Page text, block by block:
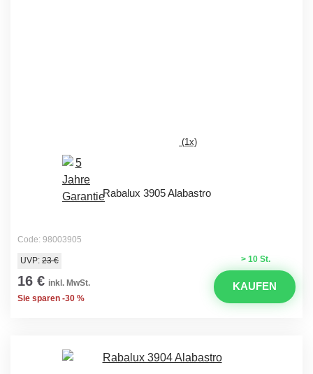
(1x)
Rabalux 3905 Alabastro
Code: 98003905
> 10 St.
UVP: 23 €
16 € inkl. MwSt.
Sie sparen -30 %
KAUFEN